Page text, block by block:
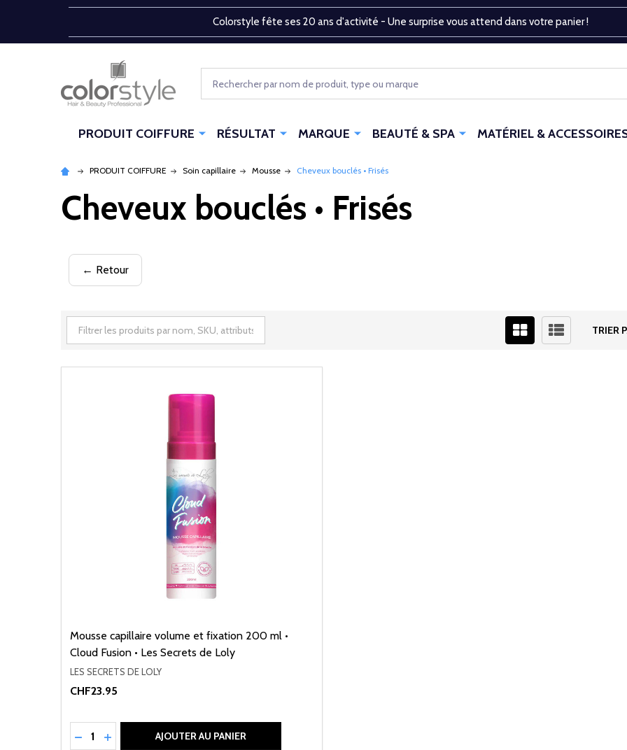
Colorstyle fête ses 20 ans d'activité - Une surprise vous attend dans votre panier !
PRODUIT COIFFURE RÉSULTAT MARQUE BEAUTÉ & SPA MATÉRIEL &
PRODUIT COIFFURE Soin capillaire Mousse Cheveux bouclés • Frisés
Cheveux bouclés • Frisés
← Retour
TRIER
Mousse capillaire volume et fixation 200 ml •
Cloud Fusion • Les Secrets de Loly
LES SECRETS DE LOLY
CHF23.95
Quantité:
RÉDUIRE LA QUANTITÉ DE UNDEFINED
AUGMENTER LA QUANTITÉ DE UNDEFINED
AJOUTER AU PANIER